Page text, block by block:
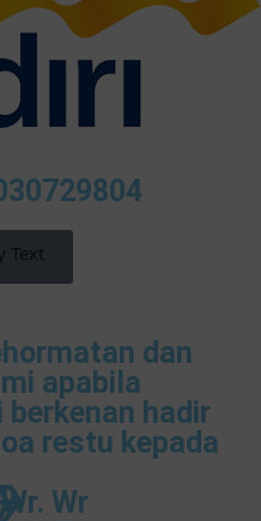
Text
dan
apabila
hadir
restu kepada
Wr